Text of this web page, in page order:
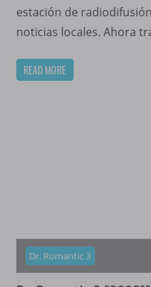
estación de
noticias locales. Ahora
READ MORE
Dr. Romantic 3